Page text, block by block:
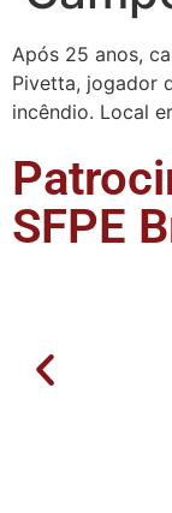
Após 25 anos,
Pivetta, jogador
incêndio. Local
SFPE